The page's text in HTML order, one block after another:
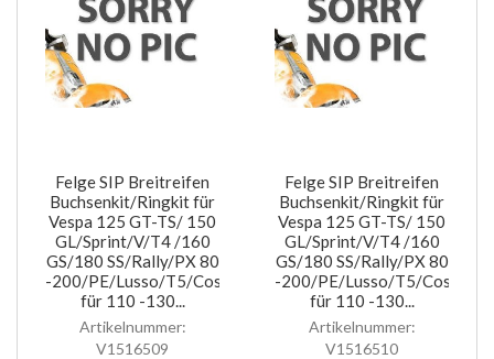
Felge SIP Breitreifen
Buchsenkit/Ringkit für
Vespa 125 GT-TS/ 150
GL/Sprint/V/T4 /160
GS/180 SS/Rally/PX 80
-200/PE/Lusso/T5/Cosa,
für 110 -130...
Artikelnummer:
V1516509
Felge SIP Breitreifen
Buchsenkit/Ringkit für
Vespa 125 GT-TS/ 150
GL/Sprint/V/T4 /160
GS/180 SS/Rally/PX 80
-200/PE/Lusso/T5/Cosa,
für 110 -130...
Artikelnummer:
V1516510